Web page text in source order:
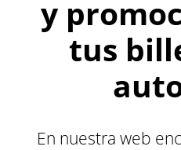
y
tus
En nuestra web